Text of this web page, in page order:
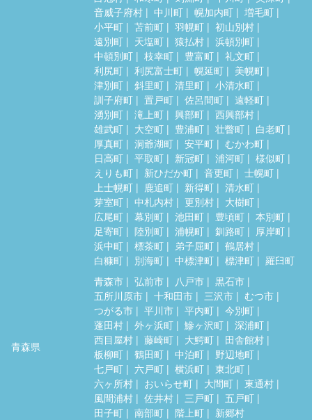
音威子府村
中川町 幌加内町
増毛町
小平町
苫前町 羽幌町
初山別村
遠別町
天塩町 猿払村
浜頓別町
中頓別町
枝幸町 豊富町
礼文町
利尻町
利尻富士町 幌延町
美幌町
津別町
斜里町 清里町
小清水町
訓子府町
置戸町 佐呂間町
遠軽町
湧別町
滝上町 興部町
西興部村
雄武町
大空町 豊浦町 壮瞥町
白老町
厚真町
洞爺湖町 安平町
むかわ町
日高町
平取町 新冠町 浦河町
様似町
えりも町
新ひだか町 音更町
士幌町
上士幌町
鹿追町 新得町
清水町
芽室町
中札内村 更別村
大樹町
広尾町
幕別町 池田町 豊頃町
本別町
足寄町
陸別町 浦幌町 釧路町
厚岸町
浜中町
標茶町 弟子屈町
鶴居村
白糠町
別海町 中標津町 標津町 羅臼町
青森県
青森市 弘前市 八戸市
黒石市
五所川原市
十和田市 三沢市
むつ市
つがる市
平川市 平内町
今別町
蓬田村
外ヶ浜町 鰺ヶ沢町
深浦町
西目屋村
藤崎町 大鰐町
田舎館村
板柳町
鶴田町 中泊町
野辺地町
七戸町
六戸町 横浜町
東北町
六ヶ所村
おいらせ町 大間町
東通村
風間浦村
佐井村 三戸町
五戸町
田子町
南部町 階上町 新郷村